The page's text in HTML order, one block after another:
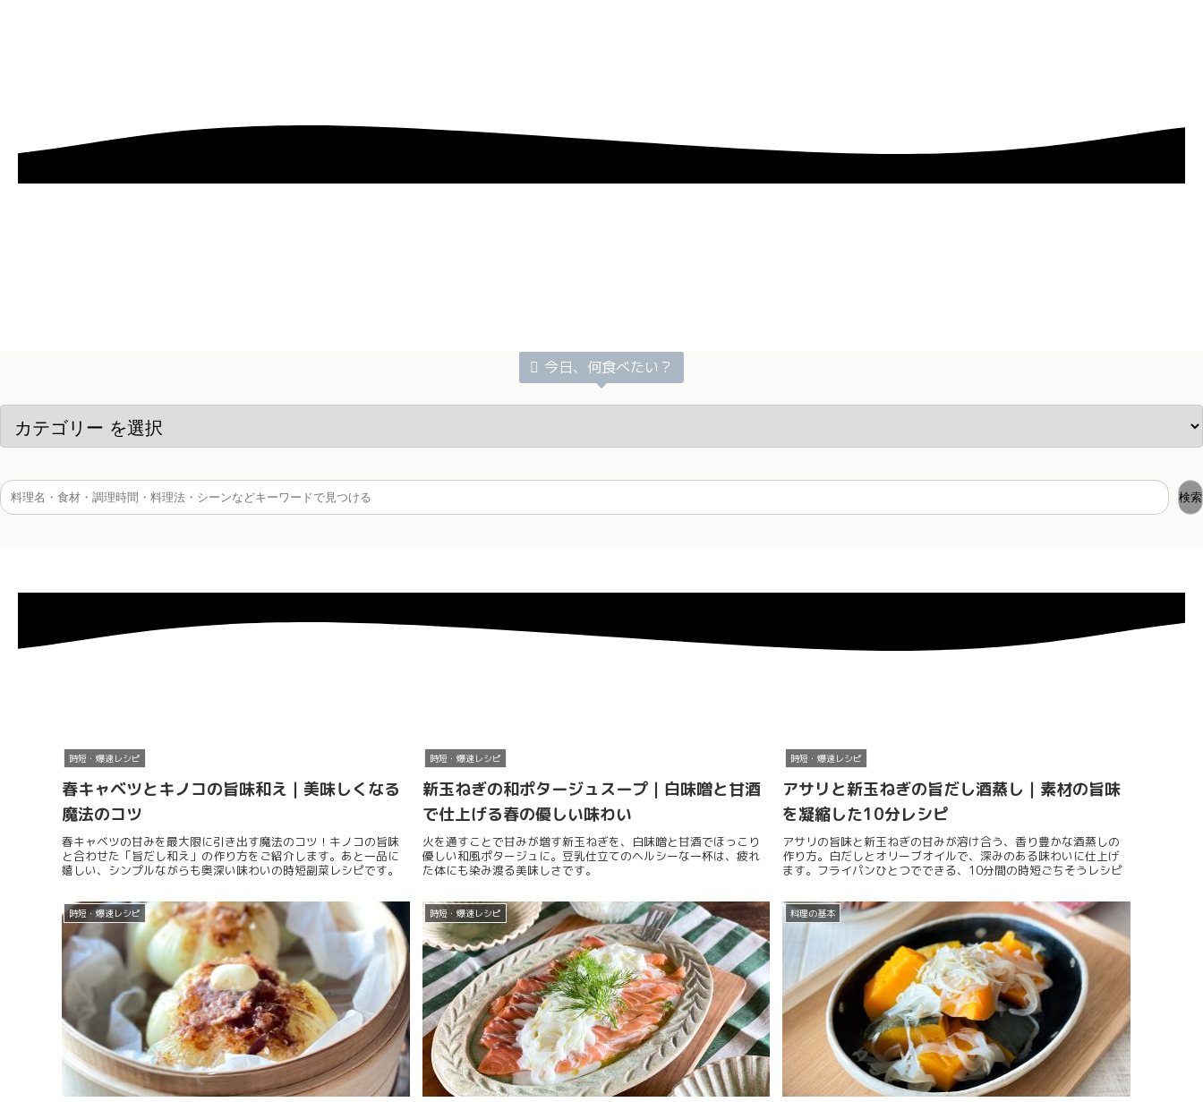
今日、何食べたい？
検索
時短・爆速レシピ
春キャベツとキノコの旨味和え｜美味しくなる
魔法のコツ
春キャベツの甘みを最大限に引き出す魔法のコツ！キノコの旨味
と合わせた「旨だし和え」の作り方をご紹介します。あと一品に
嬉しい、シンプルながらも奥深い味わいの時短副菜レシピです。
時短・爆速レシピ
新玉ねぎの和ポタージュスープ｜白味噌と甘酒
で仕上げる春の優しい味わい
火を通すことで甘みが増す新玉ねぎを、白味噌と甘酒でほっこり
優しい和風ポタージュに。豆乳仕立てのヘルシーな一杯は、疲れ
た体にも染み渡る美味しさです。
時短・爆速レシピ
アサリと新玉ねぎの旨だし酒蒸し｜素材の旨味
を凝縮した10分レシピ
アサリの旨味と新玉ねぎの甘みが溶け合う、香り豊かな酒蒸しの
作り方。白だしとオリーブオイルで、深みのある味わいに仕上げ
ます。フライパンひとつでできる、10分間の時短ごちそうレシピ
時短・爆速レシピ 時短・爆速レシピ 料理の基本